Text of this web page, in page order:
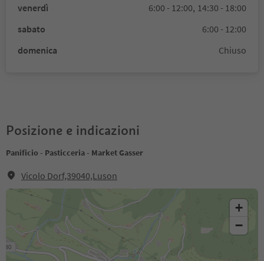
venerdì
6:00 - 12:00, 14:30 - 18:00
sabato
6:00 - 12:00
domenica
Chiuso
Posizione e indicazioni
Panificio - Pasticceria - Market Gasser
Vicolo Dorf,39040,Luson
+
−